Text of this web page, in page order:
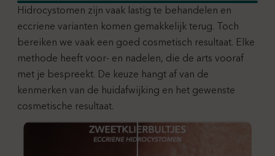
Hidrocystomen zijn vaak lastig te behandelen en
eccriene varianten komen gemakkelijk terug. Toch
bereiken we vaak een goed cosmetisch resultaat. Elke
methode heeft voor- en nadelen, die de arts vooraf
met je bespreekt. De keuze hangt af van de
kenmerken van de huidafwijking en het gewenste
cosmetische resultaat.